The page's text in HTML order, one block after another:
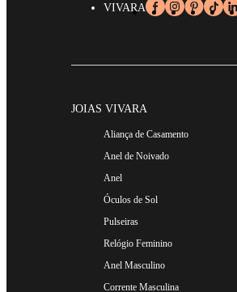
VIVARA
JOIAS VIVARA
Aliança de Casamento
Anel de Noivado
Anel
Óculos de Sol
Pulseiras
Relógio Feminino
Anel Masculino
Corrente Masculina